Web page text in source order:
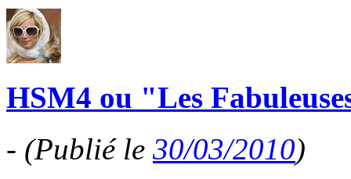
HSM4 ou "Les
- (Publié le 30/03/2010)